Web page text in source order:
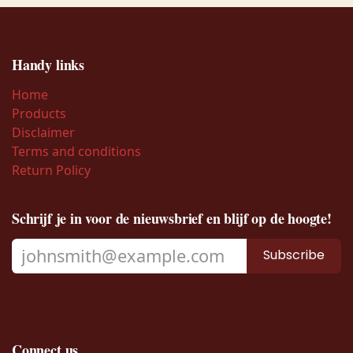
Handy links
Home
Products
Disclaimer
Terms and conditions
Return Policy
Schrijf je in voor de nieuwsbrief en blijf op de hoogte!
Subscribe